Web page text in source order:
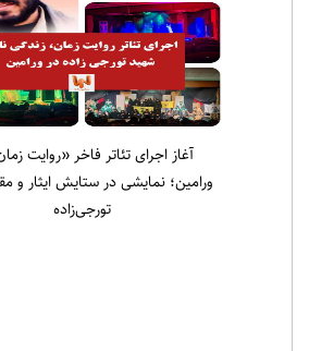
رسول سالاری در نماز جمعه
نهج‌البلاغه را طاقچه نشین کردیم،
که علی (ع) را خانه‌نشین کردند